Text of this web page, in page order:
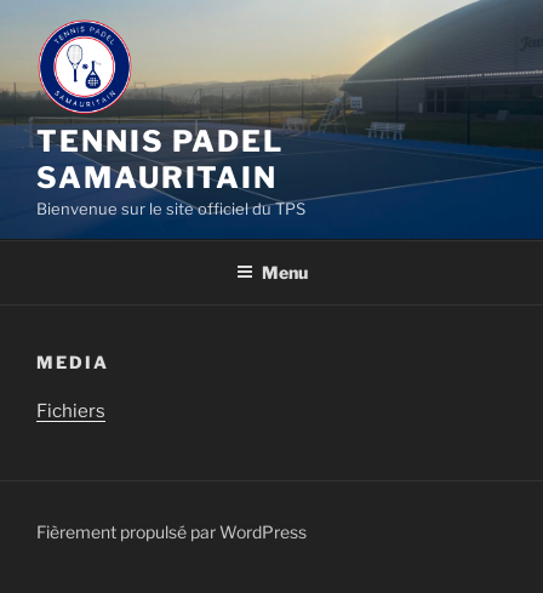
contenu
principal
TENNIS PADEL
SAMAURITAIN
Bienvenue sur le site officiel du TPS
Menu
MEDIA
Fichiers
Fièrement propulsé par WordPress